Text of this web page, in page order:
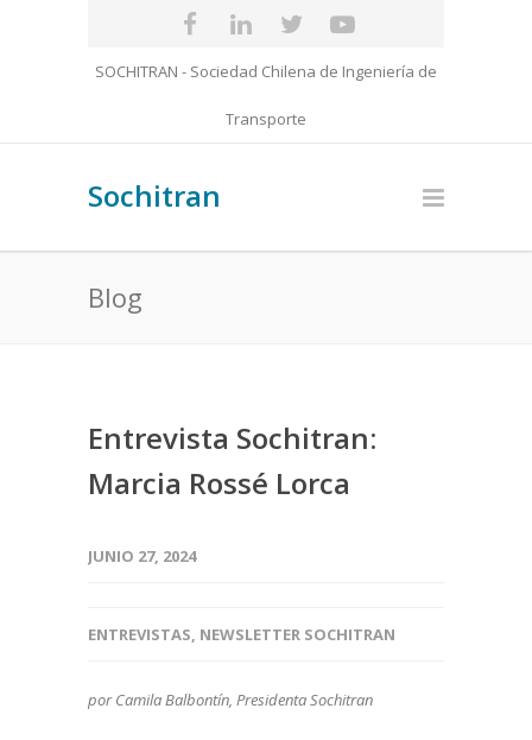
SOCHITRAN - Sociedad Chilena de Ingeniería de
Transporte
Sochitran
Blog
Entrevista Sochitran:
Marcia Rossé Lorca
JUNIO 27, 2024
ENTREVISTAS, NEWSLETTER SOCHITRAN
por Camila Balbontín, Presidenta Sochitran